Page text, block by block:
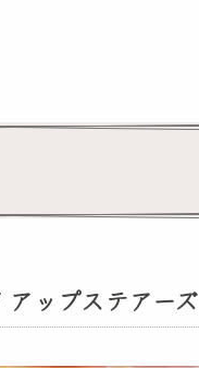
ップステアーズ